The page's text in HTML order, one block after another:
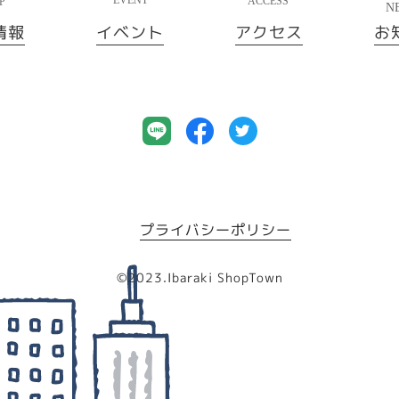
報 イベント アクセス お
プライバシーポリシー
©︎2023.Ibaraki ShopTown